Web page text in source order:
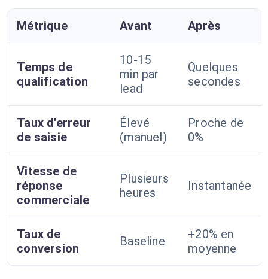
Métrique Avant Après
Temps de
qualification
10-15
min par
lead
Quelques
secondes
Taux d'erreur
de saisie
Élevé
(manuel)
Proche de
0%
Vitesse de
réponse
commerciale
Plusieurs
heures
Instantanée
Taux de
conversion
Baseline
+20% en
moyenne